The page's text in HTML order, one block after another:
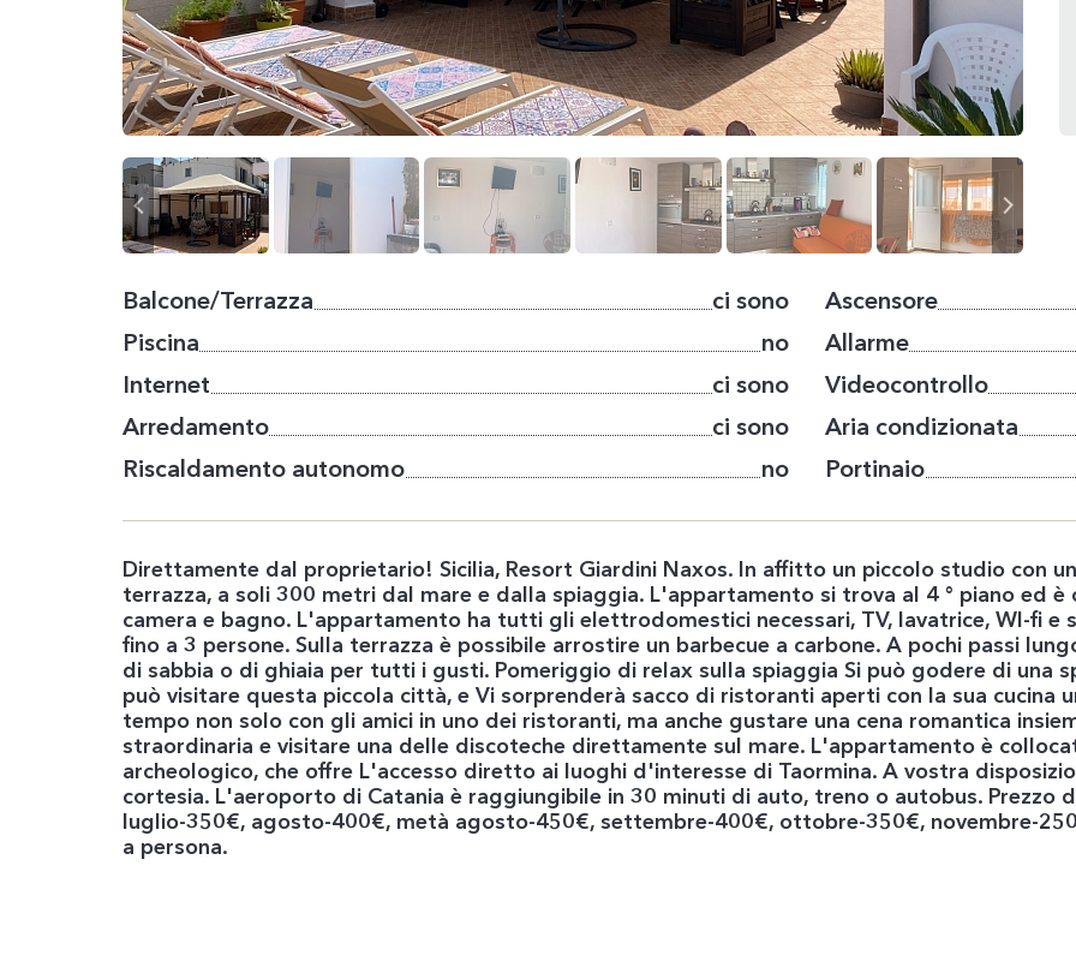
Balcone/Terrazza ci sono
Ascensore
Piscina
no
Allarme
Internet
ci sono
Videocontrollo
Arredamento
ci sono
Aria condizionata
Riscaldamento autonomo
no Portinaio
Direttamente dal proprietario! Sicilia, Resort Giardini Naxos. In affitto un piccolo studio con
terrazza, a soli 300 metri dal mare e dalla spiaggia. L'appartamento si trova al 4 ° piano ed è
camera e bagno. L'appartamento ha tutti gli elettrodomestici necessari, TV, lavatrice, WI-fi
fino a 3 persone. Sulla terrazza è possibile arrostire un barbecue a carbone. A pochi passi
di sabbia o di ghiaia per tutti i gusti. Pomeriggio di relax sulla spiaggia Si può godere di una
può visitare questa piccola città, e Vi sorprenderà sacco di ristoranti aperti con la sua cucina
tempo non solo con gli amici in uno dei ristoranti, ma anche gustare una cena romantica
straordinaria e visitare una delle discoteche direttamente sul mare. L'appartamento è
archeologico, che offre L'accesso diretto ai luoghi d'interesse di Taormina. A vostra
cortesia. L'aeroporto di Catania è raggiungibile in 30 minuti di auto, treno o autobus.
luglio-350€, agosto-400€, metà agosto-450€, settembre-400€, ottobre-350€, novembre-
a persona.